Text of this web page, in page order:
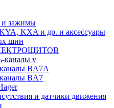
и зажимы
KXA и др. и аксессуары
шин
каналы v
BA7A
BA7
и датчики движения